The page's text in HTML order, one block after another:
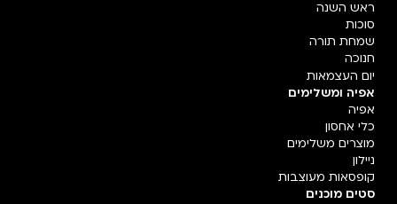
ראש השנה
סוכות
שמחת תורה
חנוכה
יום העצמאות
אפיה ומשלימים
אפיה
כלי אחסון
מוצרים משלימים
ניילון
קופסאות מעוצבות
סטים מוכנים